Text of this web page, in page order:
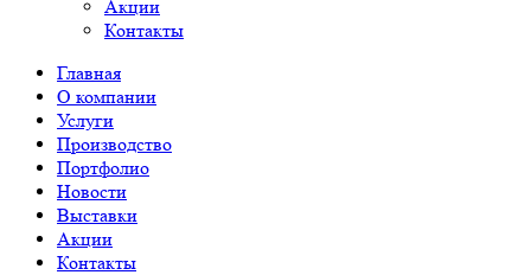
Акции
Контакты
Главная
О компании
Услуги
Производство
Портфолио
Новости
Выставки
Акции
Контакты